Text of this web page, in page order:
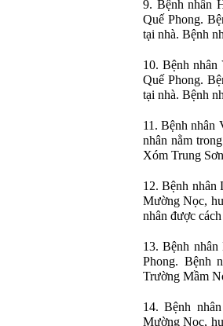
9. Bệnh nhân
Quế Phong.
tại nhà. Bệnh
10. Bệnh
Quế Phong.
tại nhà. Bệnh
11. Bệnh nhân
nhân nằm
Xóm Trung
12. Bệnh
Mường Nọc,
nhân được
13. Bệnh
Phong. Bệnh
Trường Mầm
14. Bệnh
Mường Nọc,